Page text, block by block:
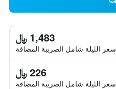
1,483 ﷼
سعر الليلة شامل الصريبة المضافة
226 ﷼
سعر الليلة شامل الصريبة المضافة